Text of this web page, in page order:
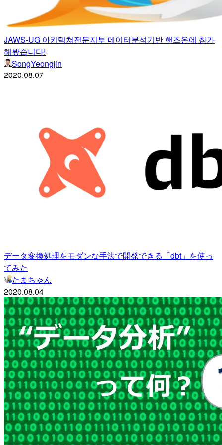
JAWS-UG 아키텍쳐전문지부 데이터분석기반 핸즈온에 참가
해봤습니다!
SongYeongjin
2020.08.07
データ変換処理をモダンな手法で開発できる「dbt」を使っ
てみた
たまちゃん
2020.08.04